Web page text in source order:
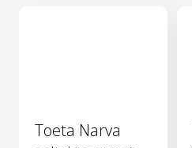
Toeta Narva